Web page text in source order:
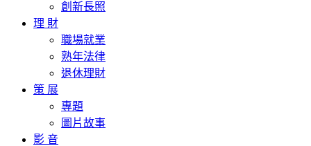
創新長照
理 財
職場就業
熟年法律
退休理財
策 展
專題
圖片故事
影 音